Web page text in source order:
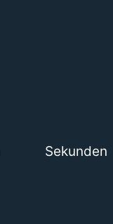
Sekunden